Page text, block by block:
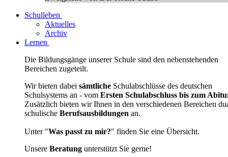
Schulleben
Aktuelles
Archiv
Lernen
Die Bildungsgänge unserer Schule sind den nebenstehenden
Bereichen zugeteilt.
Wir bieten dabei sämtliche Schulabschlüsse des deutschen
Schulsystems an - vom Ersten Schulabschluss bis zum
Zusätzlich bieten wir Ihnen in den verschiedenen Bereichen
schulische Berufsausbildungen an.
Unter "Was passt zu mir?" finden Sie eine Übersicht.
Unsere Beratung unterstützt Sie gerne!